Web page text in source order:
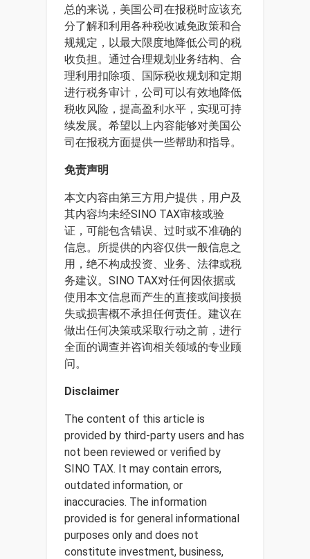
总的来说，美国公司在报税时应该充
分了解和利用各种税收减免政策和合
规规定，以最大限度地降低公司的税
收负担。通过合理规划业务结构、合
理利用扣除项、国际税收规划和定期
进行税务审计，公司可以有效地降低
税收风险，提高盈利水平，实现可持
续发展。希望以上内容能够对美国公
司在报税方面提供一些帮助和指导。
免责声明
本文内容由第三方用户提供，用户及
其内容均未经SINO TAX审核或验
证，可能包含错误、过时或不准确的
信息。所提供的内容仅供一般信息之
用，绝不构成投资、业务、法律或税
务建议。SINO TAX对任何因依据或
使用本文信息而产生的直接或间接损
失或损害概不承担任何责任。建议在
做出任何决策或采取行动之前，进行
全面的调查并咨询相关领域的专业顾
问。
Disclaimer
The content of this article is
provided by third-party users and has
not been reviewed or verified by
SINO TAX. It may contain errors,
outdated information, or
inaccuracies. The information
provided is for general informational
purposes only and does not
constitute investment, business,